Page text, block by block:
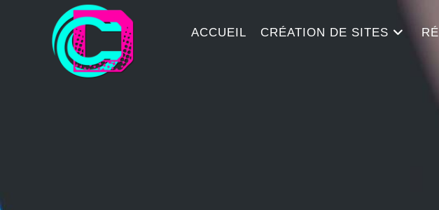
ACCUEIL CRÉATION DE SITES